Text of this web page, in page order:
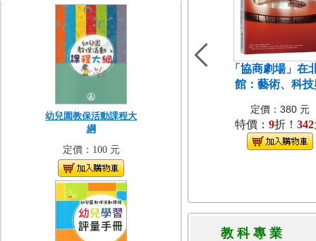
幼兒園教保活動課程大
綱
定價：100 元
「協商劇場」在
館：藝術、科技
定價：380 元
特價： 9折！ 342
教 科 專